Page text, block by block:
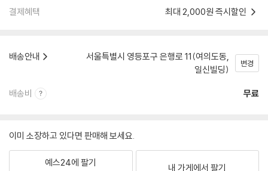
결제혜택 최대 2,000원 즉시할인
배송안내
서울특별시 영등포구 은행로 11(여의도동,
일신빌딩)
변경
배송비 무료
이미 소장하고 있다면 판매해 보세요.
예스24에 팔기 내 가게에서 팔기